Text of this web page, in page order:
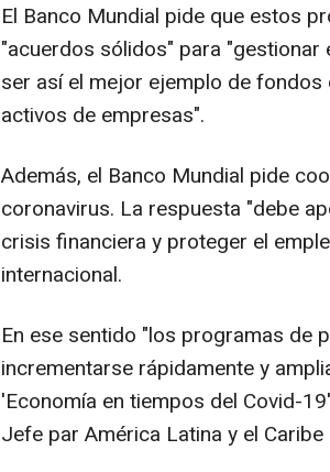
El Banco Mundial pide que estos
"acuerdos sólidos" para
ser así el mejor ejemplo de
activos de empresas".
Además, el Banco Mundial pide
coronavirus. La respuesta "debe
crisis financiera y proteger el
internacional.
En ese sentido "los programas de
incrementarse rápidamente y
'Economía en tiempos del Covid-
Jefe par América Latina y el